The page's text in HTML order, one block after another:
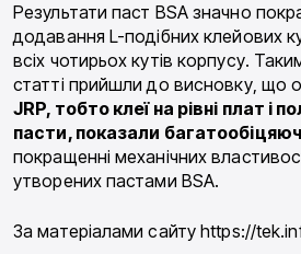
Результати паст BSA значно
додавання L-подібних клейових
всіх чотирьох кутів корпусу.
статті прийшли до висновку, що
JRP, тобто клеї на рівні плат і
пасти, показали
покращенні механічних
утворених пастами BSA.
За матеріалами сайту https://